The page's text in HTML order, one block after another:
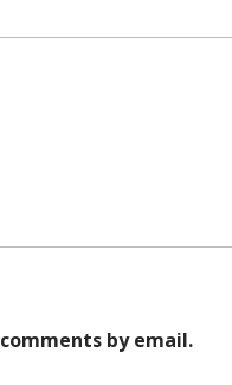
by email.